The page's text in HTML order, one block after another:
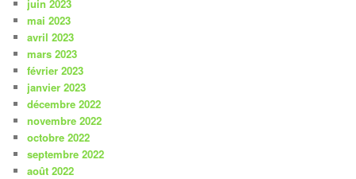
juin 2023
mai 2023
avril 2023
mars 2023
février 2023
janvier 2023
décembre 2022
novembre 2022
octobre 2022
septembre 2022
août 2022